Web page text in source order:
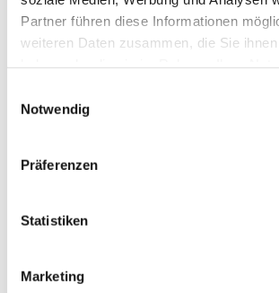
Partner führen diese Informationen
weiteren Daten zusammen, die Sie
Notwendig
Präferenzen
Statistiken
Marketing